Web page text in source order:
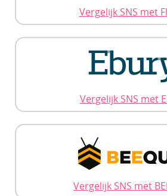
Vergelijk SNS met
Vergelijk SNS met
Vergelijk SNS met